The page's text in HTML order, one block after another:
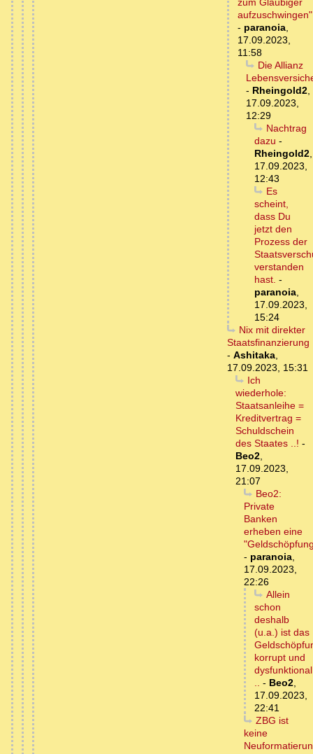
zum Gläubiger
aufzuschwingen"
- paranoia,
17.09.2023,
11:58
Die Allianz
- Rheingold2,
17.09.2023,
12:29
Nachtrag
dazu -
Rheingold2,
17.09.2023,
12:43
Es
scheint,
dass Du
jetzt den
Prozess der
verstanden
hast. -
paranoia,
17.09.2023,
15:24
Nix mit direkter
Staatsfinanzierung
- Ashitaka,
17.09.2023, 15:31
Ich
wiederhole:
Staatsanleihe =
Kreditvertrag =
Schuldschein
des Staates ..! -
Beo2,
17.09.2023,
21:07
Beo2:
Private
Banken
erheben eine
- paranoia,
17.09.2023,
22:26
Allein
schon
deshalb
(u.a.) ist das
korrupt und
dysfunktional
.. - Beo2,
17.09.2023,
22:41
ZBG ist
keine